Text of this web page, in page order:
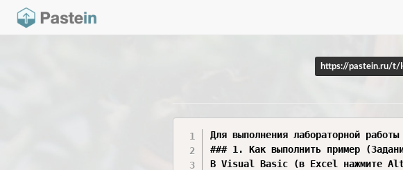
https://pastein.ru/t/
Для выполнения лабораторной
### 1. Как выполнить пример
В Visual Basic (в Excel нажмите Alt